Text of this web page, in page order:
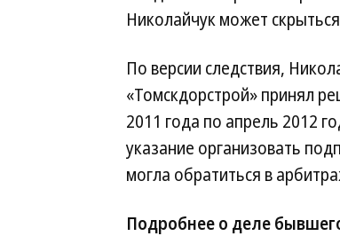
Николайчук может
По версии следствия,
«Томскдорстрой» принял
2011 года по апрель 2012
указание организовать
могла обратиться в
Подробнее о деле